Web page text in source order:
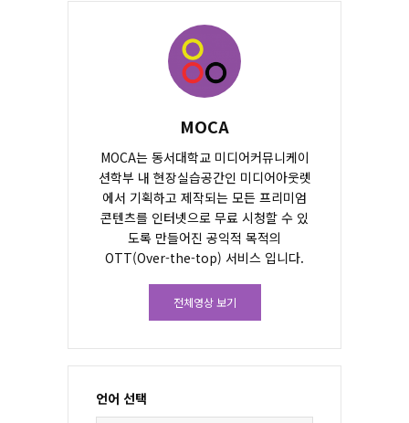
MOCA
MOCA는 동서대학교 미디어커뮤니케이
션학부 내 현장실습공간인 미디어아웃렛
에서 기획하고 제작되는 모든 프리미엄
콘텐츠를 인터넷으로 무료 시청할 수 있
도록 만들어진 공익적 목적의
OTT(Over-the-top) 서비스 입니다.
전체영상 보기
언어 선택